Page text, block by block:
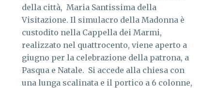
della città, Maria Santissima della
Visitazione. Il simulacro della Madonna è
custodito nella Cappella dei Marmi,
realizzato nel quattrocento, viene aperto a
giugno per la celebrazione della patrona, a
Pasqua e Natale. Si accede alla chiesa con
una lunga scalinata e il portico a 6 colonne,